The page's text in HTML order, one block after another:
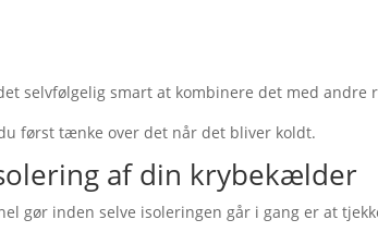
selvfølgelig smart at kombinere det med andre
først tænke over det når det bliver koldt.
af din krybekælder
gør inden selve isoleringen går i gang er at